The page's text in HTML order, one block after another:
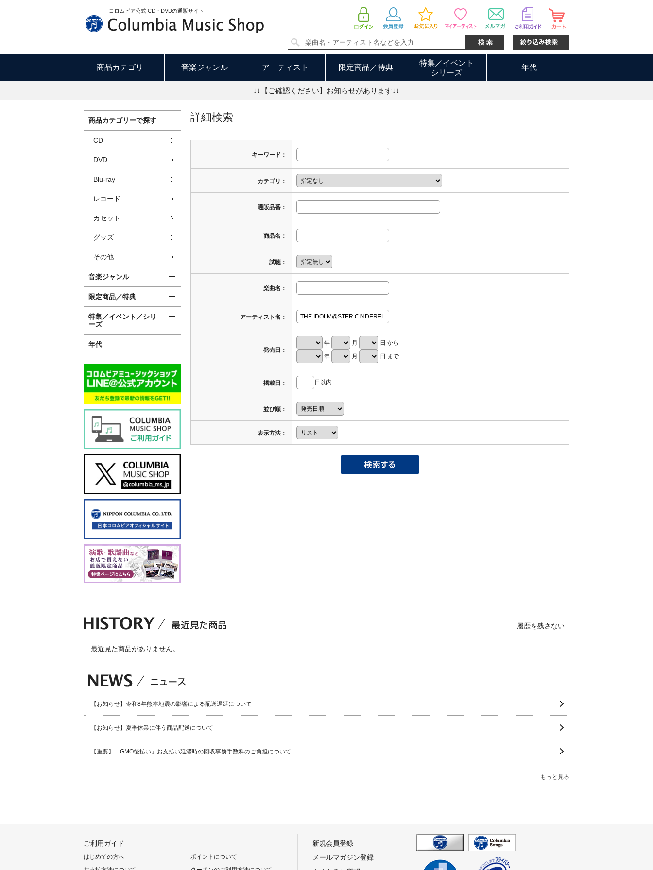
コロムビア公式 CD・DVDの通販サイト
商品カテゴリー 音楽ジャンル アーティスト 限定商品／特典
特集／イベント
シリーズ
年代
↓↓【ご確認ください】お知らせがあります↓↓
詳細検索
キーワード：
カテゴリ：
通販品番：
商品名：
試聴：
楽曲名：
アーティスト名：
発売日：
年 月
日 から
年
月 日 まで
掲載日： 日以内
並び順：
表示方法：
商品カテゴリーで探す
CD
DVD
Blu-ray
レコード
カセット
グッズ
その他
音楽ジャンル
限定商品／特典
特集／イベント／シリ
ーズ
年代
最近見た商品がありません。
履歴を残さない
【お知らせ】令和8年熊本地震の影響による配送遅延について
【お知らせ】夏季休業に伴う商品配送について
【重要】「GMO後払い」お支払い延滞時の回収事務手数料のご負担について
もっと見る
ご利用ガイド
はじめての方へ
ポイントについて
新規会員登録
メールマガジン登録